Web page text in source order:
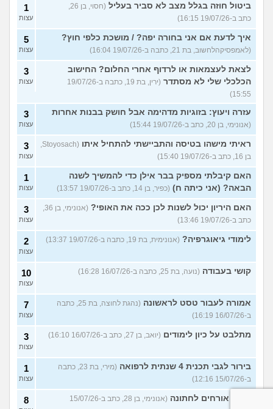
ביטול חוזה בגלל מצב לא סביר בעליל
כתב ב-19/07/26 16:15)
1
עצות
איך לדעת אם אני בחורה יפה? / מושכת כלפי חוץ?
(לאמפסיקהלחשוב, בת 21, כתבה ב-19/07/26 16:04)
5
עצות
לצאת לעצמאות או לרדוף אחרי החלום? החישוב
הכלכלי שלי לא מסתדר
(ירין, בת 19, כתבה ב-19/07/26
15:55)
3
עצות
עזרה ויעוץ: בזוגיות מדהימה אבל חושק בבנות אחרות
(אנונימי, בן 20, כתב ב-19/07/26 15:44)
3
עצות
ראיתי מישהו בטיסה והתביישתי להתחיל איתו
בן 16, כתב ב-19/07/26 15:40)
3
עצות
האם קיבלתי מספיק בבר אילן כדי להמשיך לשנה
הבאה? (אני כיתה ח) (כפיר, בן 14, כתב ב-19/07/26 13:57)
1
עצות
האם היריון יכול לשנות לכן ככה את האופי?
כתב ב-19/07/26 13:46)
3
עצות
לימודי גיאוגרפיה? (אנונימית, בת 19, כתבה ב-19/07/26 13:37) 2
עצות
קושי בעבודה (נועה, בת 25, כתבה ב-16/07/26 16:28) 10
עצות
אמורה לעבור טסט לראשונה
(נהגת לחוצה, בת 25, כתבה
ב-16/07/26 16:19)
7
עצות
מתלבט על כיון לימודים (יואב, בן 27, כתב ב-16/07/26 16:10) 3
עצות
בירור לגבי תכנית 4 שנתית לרפואה
(מירי, בת 23, כתבה
ב-15/07/26 12:16)
1
עצות
כמות אורחים לחתונה
(אנונימי, בן 28, כתב ב-15/07/26
8